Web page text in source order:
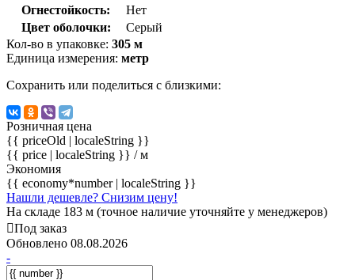
Огнестойкость:
Нет
Цвет оболочки:
Серый
Кол-во в упаковке: 305 м
Единица измерения: метр
Сохранить или поделиться с близкими:
Розничная цена
{{ priceOld | localeString }}
{{ price | localeString }} / м
Экономия
{{ economy*number | localeString }}
Нашли дешевле? Снизим цену!
На складе 183 м (точное наличие уточняйте у менеджеров)
Под заказ
Обновлено 08.08.2026
-